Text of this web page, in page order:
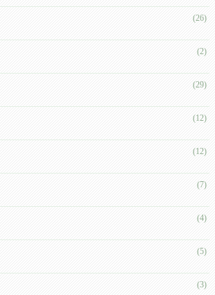
(26)
(2)
(29)
(12)
(12)
(7)
(4)
(5)
(3)